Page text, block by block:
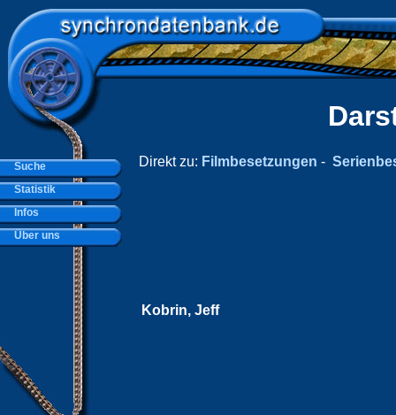
Direkt zu: Filmbesetzungen -
Kobrin, Jeff
Suche
Statistik
Infos
Über uns